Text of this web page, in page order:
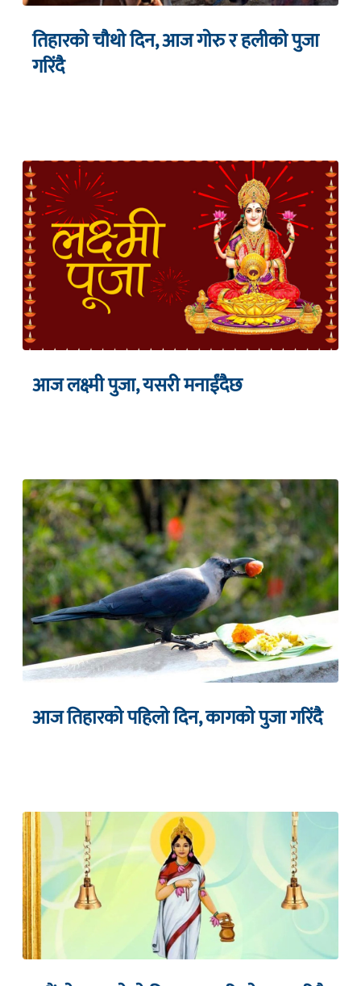
तिहारकाे चाैथाे दिन, आज गाेरु र हलीकाे पुजा
गरिंदै
आज लक्ष्मी पुजा, यसरी मनाईंदैछ
आज तिहारकाे पहिलाे दिन, कागकाे पुजा गरिंदै